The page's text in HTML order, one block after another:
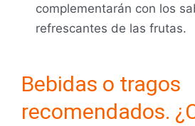
complementarán con los
refrescantes de las frutas.
Bebidas o tragos
recomendados.